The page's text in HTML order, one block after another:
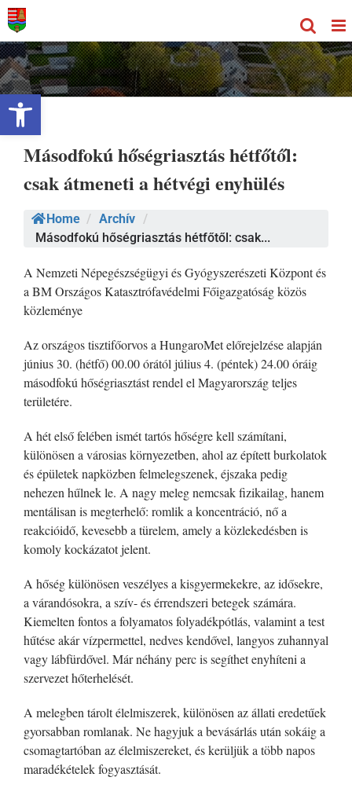
Eszköztár megnyitása
Kihagyás
Másodfokú hőségriasztás hétfőtől:
csak átmeneti a hétvégi enyhülés
Home / Archív /
Másodfokú hőségriasztás hétfőtől: csak...
A Nemzeti Népegészségügyi és Gyógyszerészeti Központ és
a BM Országos Katasztrófavédelmi Főigazgatóság közös
közleménye
Az országos tisztifőorvos a HungaroMet előrejelzése alapján
június 30. (hétfő) 00.00 órától július 4. (péntek) 24.00 óráig
másodfokú hőségriasztást rendel el Magyarország teljes
területére.
A hét első felében ismét tartós hőségre kell számítani,
különösen a városias környezetben, ahol az épített burkolatok
és épületek napközben felmelegszenek, éjszaka pedig
nehezen hűlnek le. A nagy meleg nemcsak fizikailag, hanem
mentálisan is megterhelő: romlik a koncentráció, nő a
reakcióidő, kevesebb a türelem, amely a közlekedésben is
komoly kockázatot jelent.
A hőség különösen veszélyes a kisgyermekekre, az idősekre,
a várandósokra, a szív- és érrendszeri betegek számára.
Kiemelten fontos a folyamatos folyadékpótlás, valamint a test
hűtése akár vízpermettel, nedves kendővel, langyos zuhannyal
vagy lábfürdővel. Már néhány perc is segíthet enyhíteni a
szervezet hőterhelését.
A melegben tárolt élelmiszerek, különösen az állati eredetűek
gyorsabban romlanak. Ne hagyjuk a bevásárlás után sokáig a
csomagtartóban az élelmiszereket, és kerüljük a több napos
maradékételek fogyasztását.